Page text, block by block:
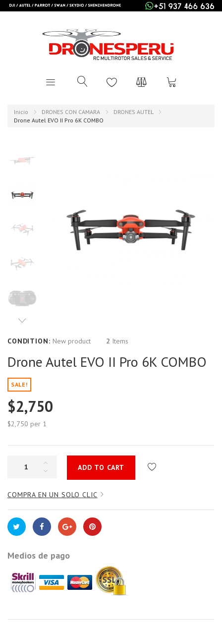
Inicio DRONES CON CAMARA
DRONES AUTEL
Drone Autel EVO II Pro 6K COMBO
CONDITION: New product 2 Items
Drone Autel EVO II Pro 6K COMBO
SALE!
$2,750
$2,750 per 1
ADD TO CART
COMPRA EN UN SOLO CLIC
Medios de pago